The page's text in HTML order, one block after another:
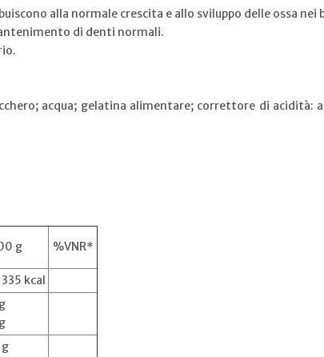
alla normale crescita e allo sviluppo delle ossa nei
di denti normali.
acqua; gelatina alimentare; correttore di acidità:
g %VNR*
kcal